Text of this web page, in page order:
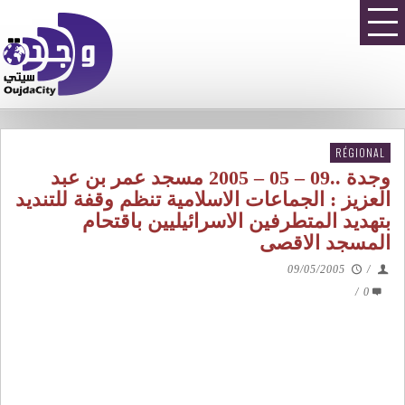
RÉGIONAL
وجدة ..09 – 05 – 2005 مسجد عمر بن عبد
العزيز : الجماعات الاسلامية تنظم وقفة للتنديد
بتهديد المتطرفين الاسرائيليين باقتحام
المسجد الاقصى
/
09/05/2005
0
/